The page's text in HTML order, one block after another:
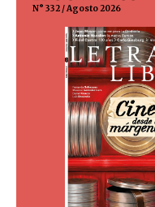
N° 332 / Agosto 2026